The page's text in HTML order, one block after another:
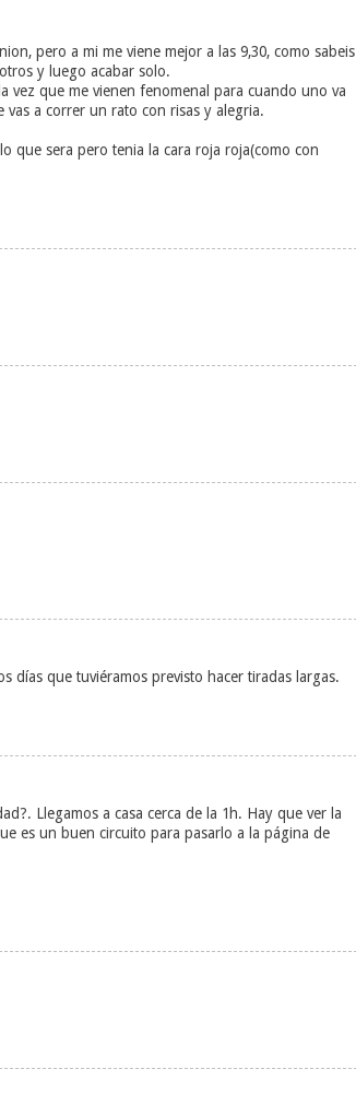
pero a mi me viene mejor a las 9,30, como sabeis
y luego acabar solo.
vez que me vienen fenomenal para cuando uno va
a correr un rato con risas y alegria.
que sera pero tenia la cara roja roja(como con
días que tuviéramos previsto hacer tiradas largas.
Llegamos a casa cerca de la 1h. Hay que ver la
es un buen circuito para pasarlo a la página de